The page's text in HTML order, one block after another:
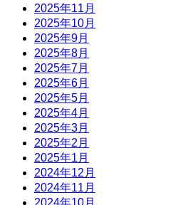
2025年11月
2025年10月
2025年9月
2025年8月
2025年7月
2025年6月
2025年5月
2025年4月
2025年3月
2025年2月
2025年1月
2024年12月
2024年11月
2024年10月